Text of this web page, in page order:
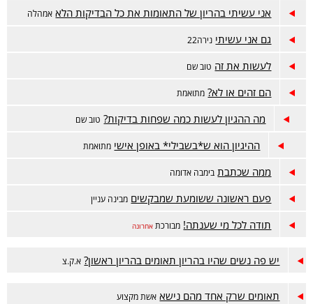
אני עשיתי בהריון של התאומות את כל הבדיקות הלא אמהלה
גם אני עשיתי נירה22
לעשות את זה טוב שם
הם זהים או לא? מתואמת
מה ההגיון לעשות כמה שפחות בדיקות? טוב שם
ההיגיון הוא ש*בשבילי* באופן אישי מתואמת
ממה שכתבת בימבה אדומה
פעם ראשונה ששומעת שמבקשים מבינה עניין
תודה לכל מי שענתה! מבורכת אחרונה
יש פה נשים שהיו בהריון תאומים בהריון ראשון? א.ק.צ
תאומים שרק אחד מהם נישא אשת מקצוע